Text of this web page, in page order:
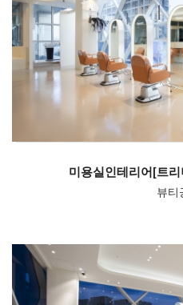
미용실인테리어[트
뷰티